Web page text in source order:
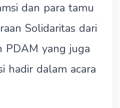
dan para tamu
Solidaritas dari
PDAM yang juga
hadir dalam acara